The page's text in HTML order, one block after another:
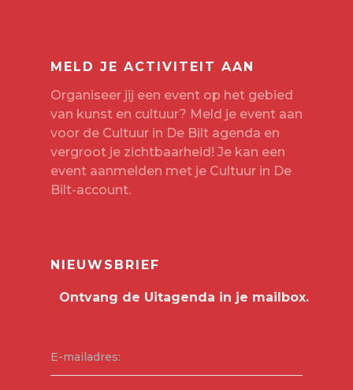
MELD JE ACTIVITEIT AAN
Organiseer jij een event op het gebied
van kunst en cultuur? Meld je event aan
voor de Cultuur in De Bilt agenda en
vergroot je zichtbaarheid! Je kan een
event aanmelden met je Cultuur in De
Bilt-account.
NIEUWSBRIEF
E-mailadres: